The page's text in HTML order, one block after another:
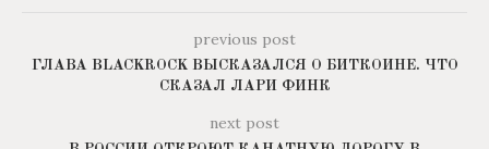
previous post
ГЛАВА BLACKROCK ВЫСКАЗАЛСЯ О БИТКОИНЕ. ЧТО
СКАЗАЛ ЛАРИ ФИНК
next post